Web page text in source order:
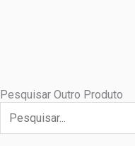
Pesquisar Outro Produto
Pesquisar